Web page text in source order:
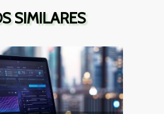
SIMILARES